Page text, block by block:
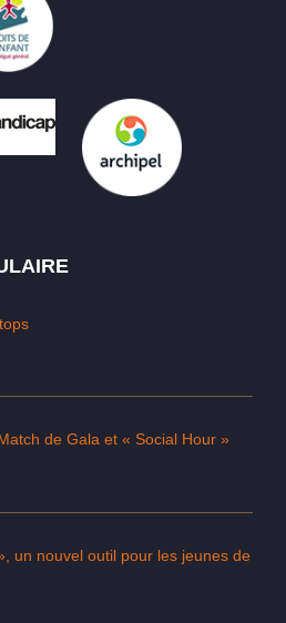
de Gala et « Social Hour »
un nouvel outil pour les jeunes de